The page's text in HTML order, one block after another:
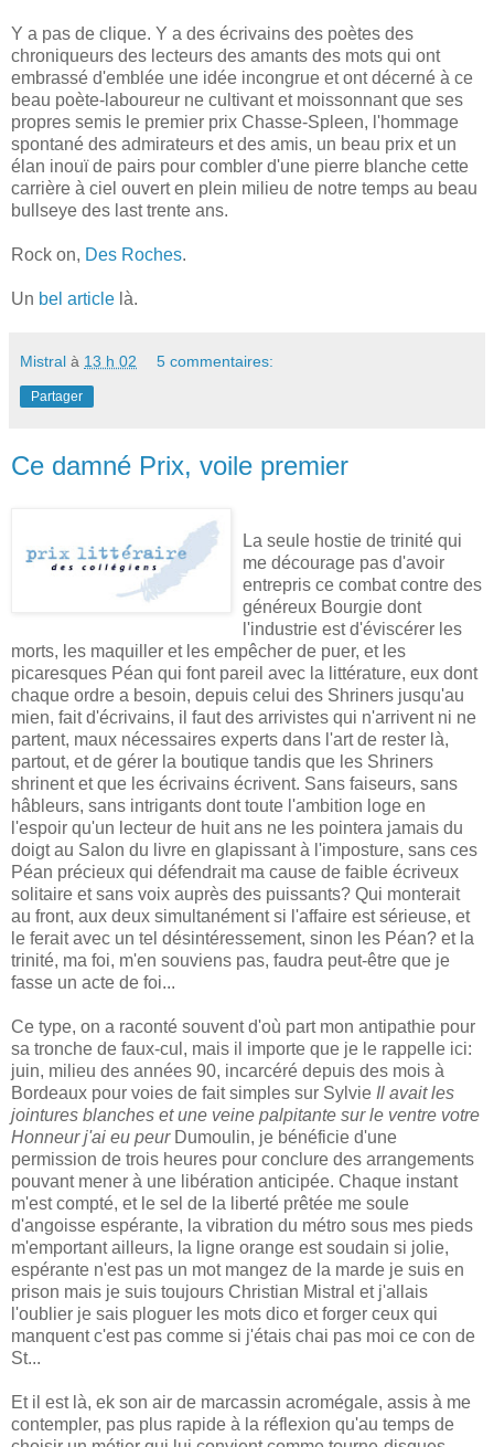
Y a pas de clique. Y a des écrivains des poètes des
chroniqueurs des lecteurs des amants des mots qui ont
embrassé d'emblée une idée incongrue et ont décerné à ce
beau poète-laboureur ne cultivant et moissonnant que ses
propres semis le premier prix Chasse-Spleen, l'hommage
spontané des admirateurs et des amis, un beau prix et un
élan inouï de pairs pour combler d'une pierre blanche cette
carrière à ciel ouvert en plein milieu de notre temps au beau
bullseye des last trente ans.
Rock on, Des Roches.
Un bel article là.
Mistral à 13 h 02 5 commentaires:
Partager
Ce damné Prix, voile premier
La seule hostie de trinité qui
me décourage pas d'avoir
entrepris ce combat contre des
généreux Bourgie dont
l'industrie est d'éviscérer les
morts, les maquiller et les empêcher de puer, et les
picaresques Péan qui font pareil avec la littérature, eux dont
chaque ordre a besoin, depuis celui des Shriners jusqu'au
mien, fait d'écrivains, il faut des arrivistes qui n'arrivent ni ne
partent, maux nécessaires experts dans l'art de rester là,
partout, et de gérer la boutique tandis que les Shriners
shrinent et que les écrivains écrivent. Sans faiseurs, sans
hâbleurs, sans intrigants dont toute l'ambition loge en
l'espoir qu'un lecteur de huit ans ne les pointera jamais du
doigt au Salon du livre en glapissant à l'imposture, sans ces
Péan précieux qui défendrait ma cause de faible écriveux
solitaire et sans voix auprès des puissants? Qui monterait
au front, aux deux simultanément si l'affaire est sérieuse, et
le ferait avec un tel désintéressement, sinon les Péan? et la
trinité, ma foi, m'en souviens pas, faudra peut-être que je
fasse un acte de foi...
Ce type, on a raconté souvent d'où part mon antipathie pour
sa tronche de faux-cul, mais il importe que je le rappelle ici:
juin, milieu des années 90, incarcéré depuis des mois à
Bordeaux pour voies de fait simples sur Sylvie Il avait les
jointures blanches et une veine palpitante sur le ventre votre
Honneur j'ai eu peurDumoulin, je bénéficie d'une
permission de trois heures pour conclure des arrangements
pouvant mener à une libération anticipée. Chaque instant
m'est compté, et le sel de la liberté prêtée me soule
d'angoisse espérante, la vibration du métro sous mes pieds
m'emportant ailleurs, la ligne orange est soudain si jolie,
espérante n'est pas un mot mangez de la marde je suis en
prison mais je suis toujours Christian Mistral et j'allais
l'oublier je sais ploguer les mots dico et forger ceux qui
manquent c'est pas comme si j'étais chai pas moi ce con de
St...
Et il est là, ek son air de marcassin acromégale, assis à me
contempler, pas plus rapide à la réflexion qu'au temps de